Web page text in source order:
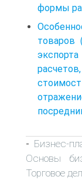
формы
товаров
- Бизнес-
Основы
Торговое